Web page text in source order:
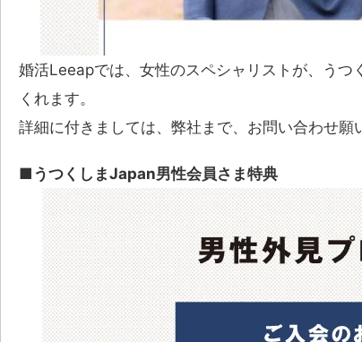
婚活Leeapでは、女性のスペシャリストが、う
くれます。
詳細に付きましては、弊社まで、お問い合わせ願
■うつくしまJapan男性会員さま特典